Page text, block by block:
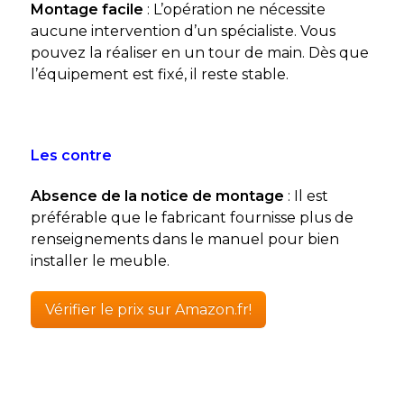
Montage facile : L’opération ne nécessite
aucune intervention d’un spécialiste. Vous
pouvez la réaliser en un tour de main. Dès que
l’équipement est fixé, il reste stable.
Les contre
Absence de la notice de montage : Il est
préférable que le fabricant fournisse plus de
renseignements dans le manuel pour bien
installer le meuble.
Vérifier le prix sur Amazon.fr!